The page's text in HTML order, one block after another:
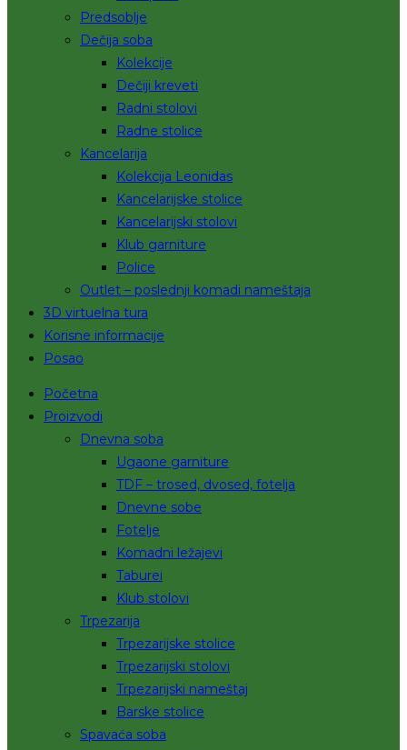
Predsoblje
Dečija soba
Kolekcije
Dečiji kreveti
Radni stolovi
Radne stolice
Kancelarija
Kolekcija Leonidas
Kancelarijske stolice
Kancelarijski stolovi
Klub garniture
Police
Outlet – poslednji komadi nameštaja
3D virtuelna tura
Korisne informacije
Posao
Početna
Proizvodi
Dnevna soba
Ugaone garniture
TDF – trosed, dvosed, fotelja
Dnevne sobe
Fotelje
Komadni ležajevi
Taburei
Klub stolovi
Trpezarija
Trpezarijske stolice
Trpezarijski stolovi
Trpezarijski nameštaj
Barske stolice
Spavaća soba